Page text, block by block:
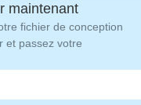
maintenant
fichier de conception
et passez votre